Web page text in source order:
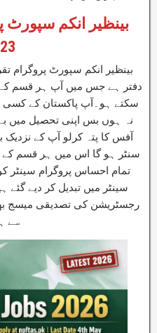
بینظیر انکم
بینظیر انکم سپورٹ پروگرام
دفتر ہے جس میں آپ ہر قسم کے
سکتے ہو۔آپ پاکستان کے
نہ ہوں بس اپنی تحصیل میں
آفس کا پتہ کرلو آپ کے نزدیک
سنٹر ہو گا اس میں ہر قسم
تمام احساس پروگرام سینٹر
سینٹر میں تبدیل کر دیے
سے